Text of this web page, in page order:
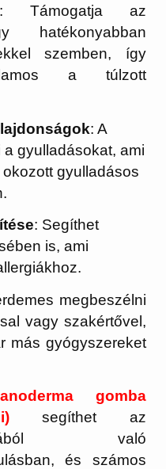
: Támogatja az
hatékonyabban
szemben, így
a túlzott
: A
gyulladásokat, ami
gyulladásos
: Segíthet
is, ami
megbeszélni
vagy szakértővel,
más gyógyszereket
gomba
segíthet az
való
és számos